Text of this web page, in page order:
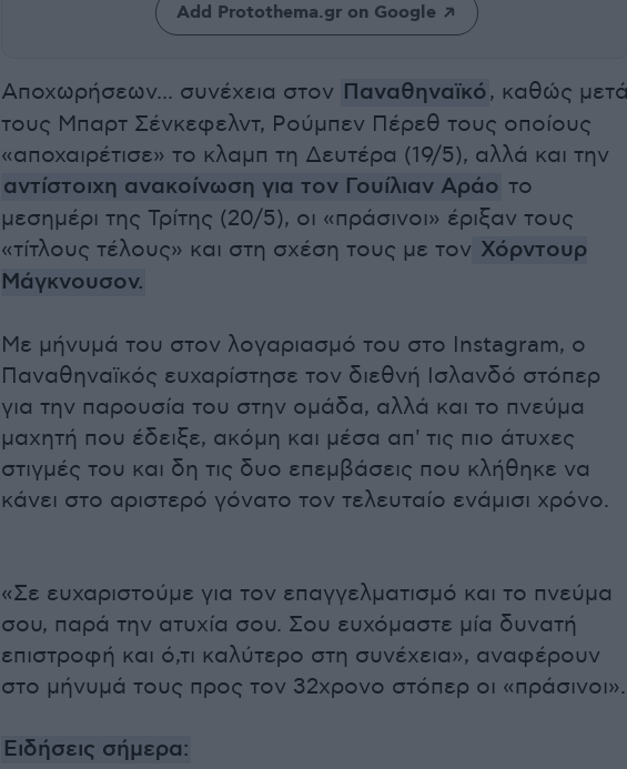
Add Protothema.gr on Google
Αποχωρήσεων... συνέχεια στον Παναθηναϊκό, καθώς
τους Μπαρτ Σένκεφελντ, Ρούμπεν Πέρεθ τους οποίους
«αποχαιρέτισε» το κλαμπ τη Δευτέρα (19/5), αλλά και την
αντίστοιχη ανακοίνωση για τον Γουίλιαν Αράο το
μεσημέρι της Τρίτης (20/5), οι «πράσινοι» έριξαν τους
«τίτλους τέλους» και στη σχέση τους με τον Χόρντουρ
Μάγκνουσον.
Με μήνυμά του στον λογαριασμό του στο Instagram, ο
Παναθηναϊκός ευχαρίστησε τον διεθνή Ισλανδό στόπερ
για την παρουσία του στην ομάδα, αλλά και το πνεύμα
μαχητή που έδειξε, ακόμη και μέσα απ' τις πιο άτυχες
στιγμές του και δη τις δυο επεμβάσεις που κλήθηκε να
κάνει στο αριστερό γόνατο τον τελευταίο ενάμισι χρόνο.
«Σε ευχαριστούμε για τον επαγγελματισμό και το πνεύμα
σου, παρά την ατυχία σου. Σου ευχόμαστε μία δυνατή
επιστροφή και ό,τι καλύτερο στη συνέχεια», αναφέρουν
στο μήνυμά τους προς τον 32χρονο στόπερ οι «πράσινοι».
Ειδήσεις σήμερα: